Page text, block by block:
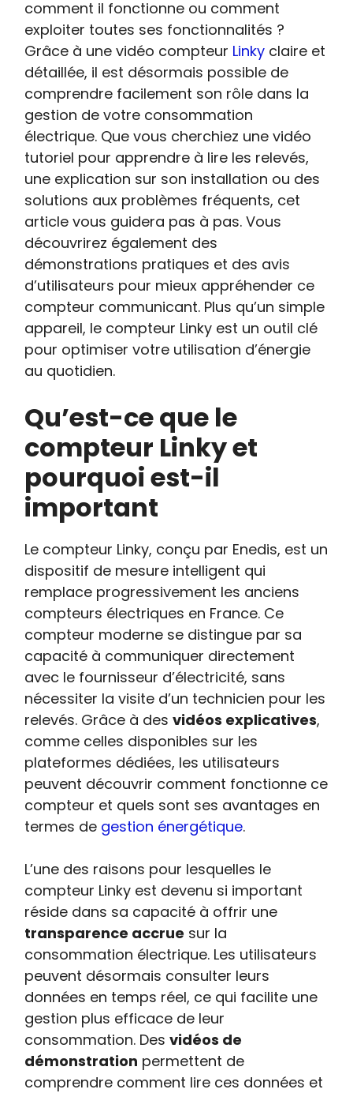
comment il fonctionne ou comment
exploiter toutes ses fonctionnalités ?
Grâce à une vidéo compteur Linky claire et
détaillée, il est désormais possible de
comprendre facilement son rôle dans la
gestion de votre consommation
électrique. Que vous cherchiez une vidéo
tutoriel pour apprendre à lire les relevés,
une explication sur son installation ou des
solutions aux problèmes fréquents, cet
article vous guidera pas à pas. Vous
découvrirez également des
démonstrations pratiques et des avis
d’utilisateurs pour mieux appréhender ce
compteur communicant. Plus qu’un simple
appareil, le compteur Linky est un outil clé
pour optimiser votre utilisation d’énergie
au quotidien.
Qu’est-ce que le
compteur Linky et
pourquoi est-il
important
Le compteur Linky, conçu par Enedis, est un
dispositif de mesure intelligent qui
remplace progressivement les anciens
compteurs électriques en France. Ce
compteur moderne se distingue par sa
capacité à communiquer directement
avec le fournisseur d’électricité, sans
nécessiter la visite d’un technicien pour les
relevés. Grâce à desvidéos explicatives,
comme celles disponibles sur les
plateformes dédiées, les utilisateurs
peuvent découvrir comment fonctionne ce
compteur et quels sont ses avantages en
termes de gestion énergétique.
L’une des raisons pour lesquelles le
compteur Linky est devenu si important
réside dans sa capacité à offrir une
transparence accrue sur la
consommation électrique. Les utilisateurs
peuvent désormais consulter leurs
données en temps réel, ce qui facilite une
gestion plus efficace de leur
consommation. Desvidéos de
démonstration permettent de
comprendre comment lire ces données et